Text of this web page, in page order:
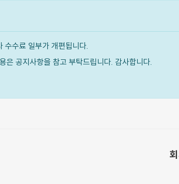
수수료 일부가 개편됩니다.
은 공지사항을 참고 부탁드립니다. 감사합니다.